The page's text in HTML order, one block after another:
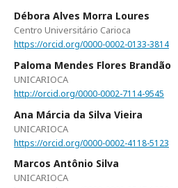
Débora Alves Morra Loures
Centro Universitário Carioca
https://orcid.org/0000-0002-0133-3814
Paloma Mendes Flores Brandão
UNICARIOCA
http://orcid.org/0000-0002-7114-9545
Ana Márcia da Silva Vieira
UNICARIOCA
https://orcid.org/0000-0002-4118-5123
Marcos Antônio Silva
UNICARIOCA